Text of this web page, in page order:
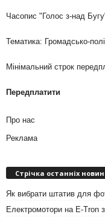
Часопис "Голос з-над
Тематика: Громадсько-
Мінімальний строк
Передплатити
Про нас
Реклама
Стрічка останніх
Як вибрати штатив для
Електромотори на E-Tron